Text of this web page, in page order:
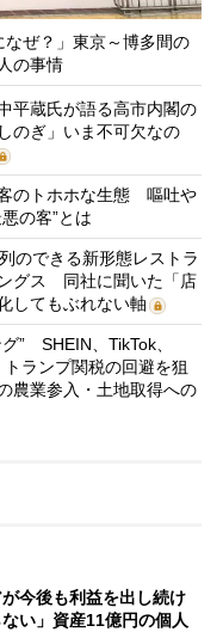
なぜ？」東京～博多間の
の事情
平蔵氏が語る高市内閣の
のぎ」いま不可欠なの
のトホホな生態 嘔吐や
の客”とは
のできる新形態レストラ
グス 同社に聞いた「店
してもぶれない軸
” SHEIN、TikTok、
ランプ関税の回避を狙
農業参入・土地取得への
が今後も利益を出し続け
い」資産11億円の個人